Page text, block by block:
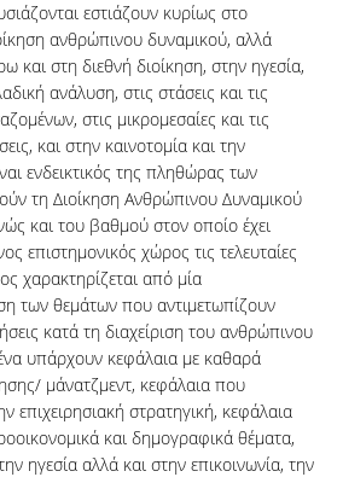
εστιάζουν κυρίως στο
ανθρώπινου δυναμικού, αλλά
και στη διεθνή διοίκηση, στην ηγεσία,
ανάλυση, στις στάσεις και τις
στις μικρομεσαίες και τις
και στην καινοτομία και την
ενδεικτικός της πληθώρας των
τη Διοίκηση Ανθρώπινου Δυναμικού
και του βαθμού στον οποίο έχει
επιστημονικός χώρος τις τελευταίες
χαρακτηρίζεται από μία
των θεμάτων που αντιμετωπίζουν
κατά τη διαχείριση του ανθρώπινου
υπάρχουν κεφάλαια με καθαρά
μάνατζμεντ, κεφάλαια που
επιχειρησιακή στρατηγική, κεφάλαια
και δημογραφικά θέματα,
ηγεσία αλλά και στην επικοινωνία, την